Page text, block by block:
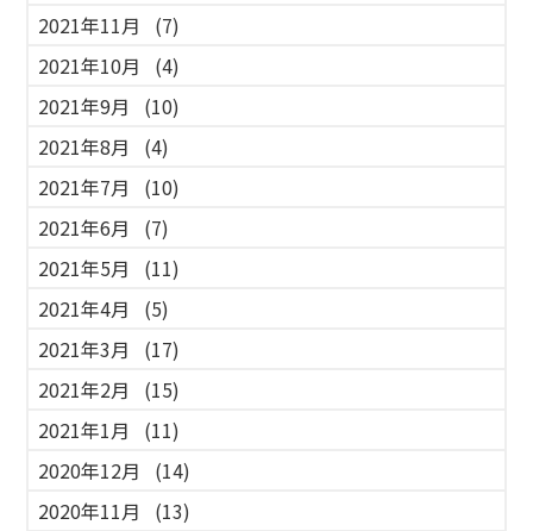
2021年11月
(7)
2021年10月
(4)
2021年9月
(10)
2021年8月
(4)
2021年7月
(10)
2021年6月
(7)
2021年5月
(11)
2021年4月
(5)
2021年3月
(17)
2021年2月
(15)
2021年1月
(11)
2020年12月
(14)
2020年11月
(13)